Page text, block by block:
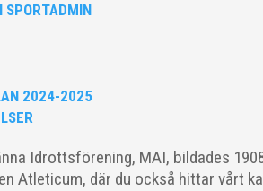
SPORTADMIN
2024-2025
Idrottsförening, MAI, bildades
Atleticum, där du också hittar vårt
8 okt – MAI bjöd in alla friidrottare